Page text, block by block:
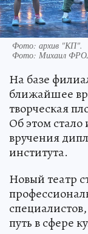
Фото: архив "КП".
Фото: Михаил
На базе
ближайшее
творческая
Об этом
вручения
института.
Новый театр
путь в сфере